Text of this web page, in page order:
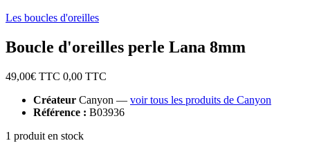
Les boucles d'oreilles
Boucle d'oreilles perle Lana 8mm
49,00€ TTC 0,00 TTC
Créateur Canyon — voir tous les produits de Canyon
Référence : B03936
1 produit en stock